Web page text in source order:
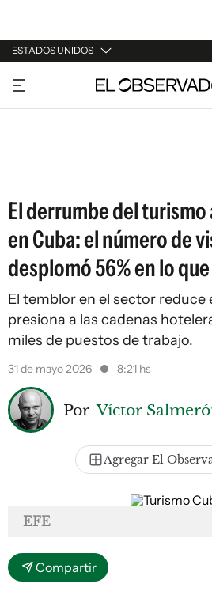
ESTADOS UNIDOS
URUGUAY
ARGENTINA
El derrumbe del turismo
en Cuba: el número de
desplomó 56% en lo
El temblor en el sector reduce
presiona a las cadenas
miles de puestos de trabajo.
31 de mayo 2026 8:21 hs
Por Víctor
Agregar El
EFE
Compartir